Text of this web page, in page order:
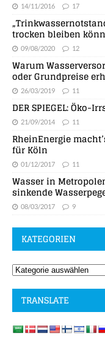
14/11/2016 17
trocken bleiben
09/08/2020 12
Warum
oder Grundpreise
26/03/2019 11
DER SPIEGEL:
21/09/2014 11
RheinEnergie
für Köln
01/12/2017 11
Wasser in
sinkende
08/03/2017 9
KATEGORIEN
TRANSLATE